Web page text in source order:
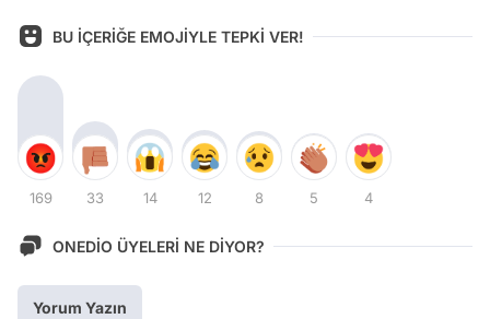
BU İÇERİĞE EMOJİYLE TEPKİ VER!
169 33 14 12 8 5 4
ONEDİO ÜYELERİ NE DİYOR?
Yorum Yazın